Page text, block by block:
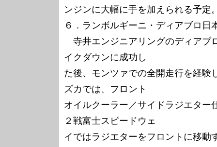
ンジンに大幅に手を加えられる予定
６．ランボルギーニ・ディアブロ日
寺井エンジニアリングのディアブ
イクダウンに成功し
た後、モンツァでの全開走行を経験
ズカでは、フロント
オイルクーラー／サイドラジエター
２戦富士スピードウェ
イではラジエターをフロントに移動